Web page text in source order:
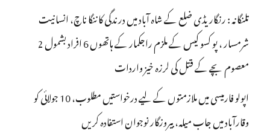
تلنگانہ : رنگاریڈی ضلع کے شاہ آباد میں درندگی کا ننگا ناچ، انسانیت
شرمسار ، پو کسو کیس کے ملزم راجکمار کے ہاتھوں 6 افراد بشمول 2
معصوم بچے کے قتل کی لرزہ خیز واردات
اپولو فارمیسی میں ملازمتوں کے لیے درخواستیں مطلوب، 10 جولائی کو
وقارآباد میں جاب میلہ، بیروزگار نوجوان استفادہ کریں